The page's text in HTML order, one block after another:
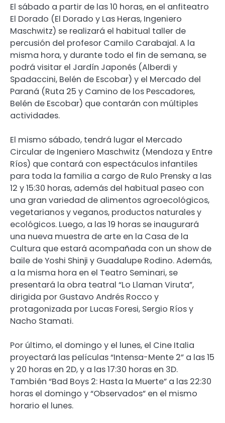
El sábado a partir de las 10 horas, en el anfiteatro
El Dorado (El Dorado y Las Heras, Ingeniero
Maschwitz) se realizará el habitual taller de
percusión del profesor Camilo Carabajal. A la
misma hora, y durante todo el fin de semana, se
podrá visitar el Jardín Japonés (Alberdi y
Spadaccini, Belén de Escobar) y el Mercado del
Paraná (Ruta 25 y Camino de los Pescadores,
Belén de Escobar) que contarán con múltiples
actividades.
El mismo sábado, tendrá lugar el Mercado
Circular de Ingeniero Maschwitz (Mendoza y Entre
Ríos) que contará con espectáculos infantiles
para toda la familia a cargo de Rulo Prensky a las
12 y 15:30 horas, además del habitual paseo con
una gran variedad de alimentos agroecológicos,
vegetarianos y veganos, productos naturales y
ecológicos. Luego, a las 19 horas se inaugurará
una nueva muestra de arte en la Casa de la
Cultura que estará acompañada con un show de
baile de Yoshi Shinji y Guadalupe Rodino. Además,
a la misma hora en el Teatro Seminari, se
presentará la obra teatral “Lo Llaman Viruta”,
dirigida por Gustavo Andrés Rocco y
protagonizada por Lucas Foresi, Sergio Ríos y
Nacho Stamati.
Por último, el domingo y el lunes, el Cine Italia
proyectará las películas “Intensa-Mente 2” a las 15
y 20 horas en 2D, y a las 17:30 horas en 3D.
También “Bad Boys 2: Hasta la Muerte” a las 22:30
horas el domingo y “Observados” en el mismo
horario el lunes.